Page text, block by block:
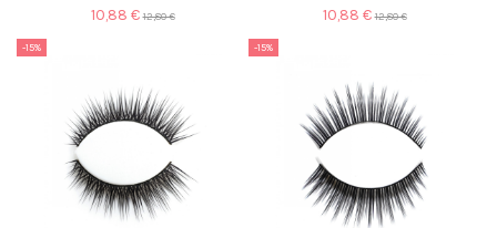
10,88 € 12,80 € 10,88 € 12,80 €
-15% -15%